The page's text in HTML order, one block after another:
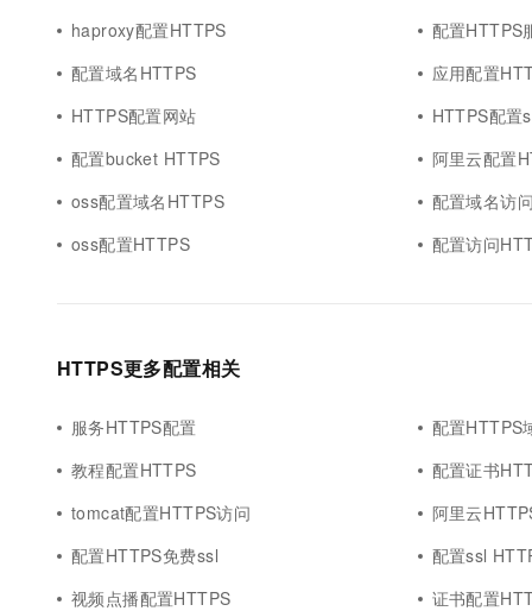
haproxy配置HTTPS
配置HTTPS
配置域名HTTPS
应用配置
HTTPS配置网站
HTTPS配置
配置bucket HTTPS
阿里云配置
oss配置域名HTTPS
配置域名访
oss配置HTTPS
配置访问
HTTPS更多配置相关
服务HTTPS配置
配置HTTPS
教程配置HTTPS
配置证书
tomcat配置HTTPS访问
阿里云
配置HTTPS免费ssl
配置ssl
视频点播配置HTTPS
证书配置